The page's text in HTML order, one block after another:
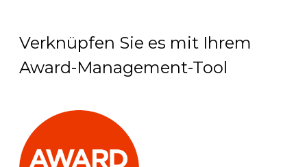
Verknüpfen Sie es mit Ihrem
Award-Management-Tool